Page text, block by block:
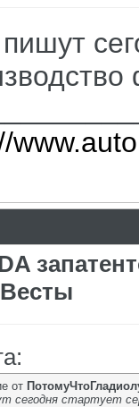
от
сегодня стартует